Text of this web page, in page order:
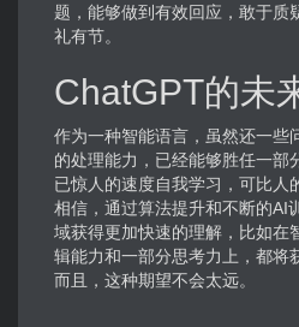
题，能够做到有效回应，敢于质
礼有节。
ChatGPT的未
作为一种智能语言，虽然还一些
的处理能力，已经能够胜任一部
已惊人的速度自我学习，可比人
相信，通过算法提升和不断的AI
域获得更加快速的理解，比如在
辑能力和一部分思考力上，都将
而且，这种期望不会太远。